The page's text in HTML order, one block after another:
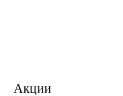
Акции